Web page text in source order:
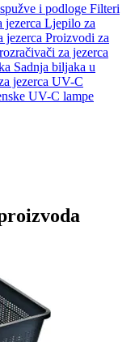
i podloge Filteri
jezerca Ljepilo za
jezerca Proizvodi za
za jezerca
Sadnja biljaka u
jezerca UV-C
UV-C lampe